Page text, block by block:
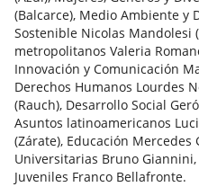
(Balcarce), Medio Ambiente y
Sostenible Nicolas Mandolesi
metropolitanos Valeria
Innovación y Comunicación
Derechos Humanos Lourdes
(Rauch), Desarrollo Social
Asuntos latinoamericanos
(Zárate), Educación Mercedes
Universitarias Bruno Giannini,
Juveniles Franco Bellafronte.